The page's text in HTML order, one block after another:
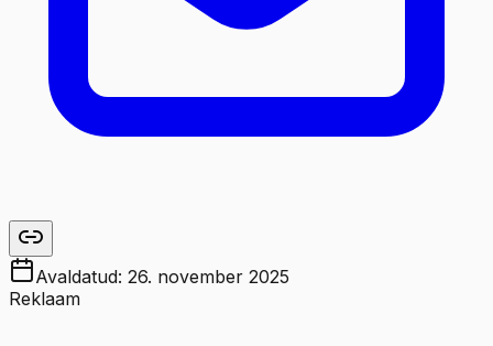
Avaldatud: 26. november 2025
Reklaam